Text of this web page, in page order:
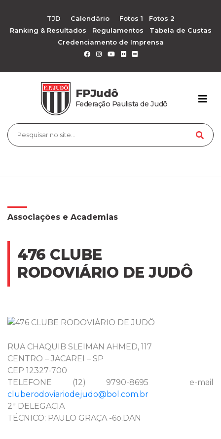
TJD Calendário Fotos 1
Fotos 2
Ranking & Resultados
Regulamentos
Tabela de Custas
Credenciamento de Imprensa
FPJudô
Federação Paulista de Judô
Associações e Academias
476 CLUBE
RODOVIÁRIO DE JUDÔ
RUA CHAQUIB SLEIMAN AHMED, 117
CENTRO – JACAREI – SP
CEP 12327-700
TELEFONE (12) 9790-8695 e-mail
cluberodoviariodejudo@bol.com.br
2ª DELEGACIA
TÉCNICO: PAULO GRAÇA -6o.DAN